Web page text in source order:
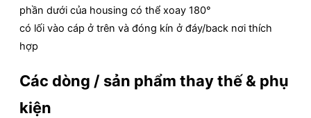
phần dưới của housing có thể xoay 180°
có lối vào cáp ở trên và đóng kín ở đáy/back nơi thích
hợp
Các dòng / sản phẩm thay thế & phụ
kiện